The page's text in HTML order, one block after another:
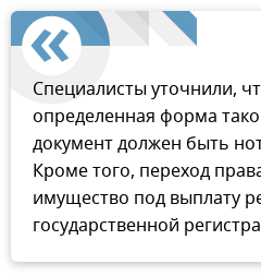
Специалисты уточнили,
определенная форма
документ должен быть
Кроме того, переход
имущество под выплату
государственной